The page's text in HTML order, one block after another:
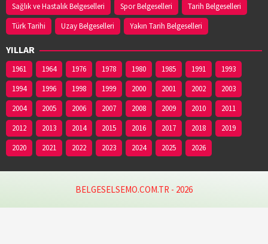
Sağlık ve Hastalık Belgeselleri
Spor Belgeselleri
Tarih Belgeselleri
Türk Tarihi
Uzay Belgeselleri Yakın Tarih Belgeselleri
YILLAR
1961 1964 1976 1978 1980 1985 1991
1993
1994
1996 1998 1999 2000 2001 2002
2003
2004
2005 2006 2007 2008 2009 2010
2011
2012
2013 2014 2015 2016 2017 2018
2019
2020
2021 2022 2023 2024 2025 2026
BELGESELSEMO.COM.TR - 2026